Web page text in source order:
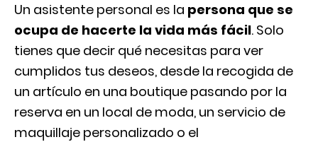
Un asistente personal es la persona que se
ocupa de hacerte la vida más fácil. Solo
tienes que decir qué necesitas para ver
cumplidos tus deseos, desde la recogida de
un artículo en una boutique pasando por la
reserva en un local de moda, un servicio de
maquillaje personalizado o el